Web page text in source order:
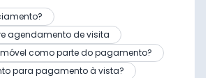
agendamento de visita
como parte do pagamento?
para pagamento à vista?